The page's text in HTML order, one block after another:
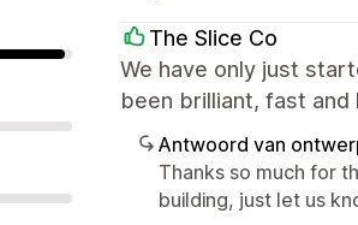
The Slice Co
We have only just
been brilliant, fast
Antwoord van
Thanks so much for
building, just let us